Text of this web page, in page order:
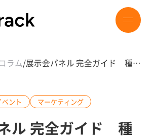
コラム/展示会パネル 完全ガイド 種…
ベント マーケティング
ル 完全ガイド 種